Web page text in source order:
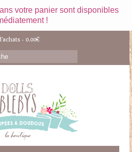
votre panier sont disponibles
!
- 0.00€